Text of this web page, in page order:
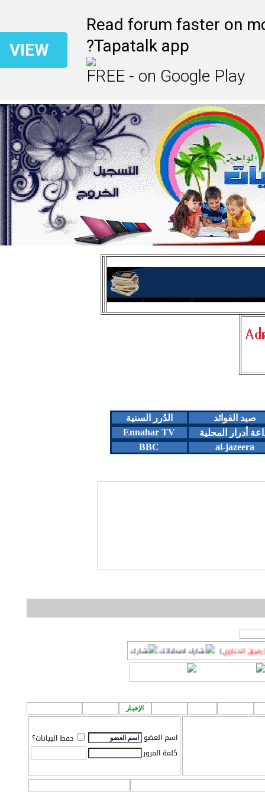
Read forum faster on
Tapatalk app?
FREE - on Google Play
VIEW
الفوائد
الدُرر السنية
أدرار المحلية
Ennahar TV
al-jazeera
BBC
]
الإخبـار
اسم العضو
حفظ البيانات؟
كلمة المرور